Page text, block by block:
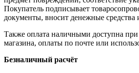
Покупатель подписывает
документы, вносит денежные средства
Также оплата наличными доступна при
магазина, оплаты по почте или
Безналичный расчёт